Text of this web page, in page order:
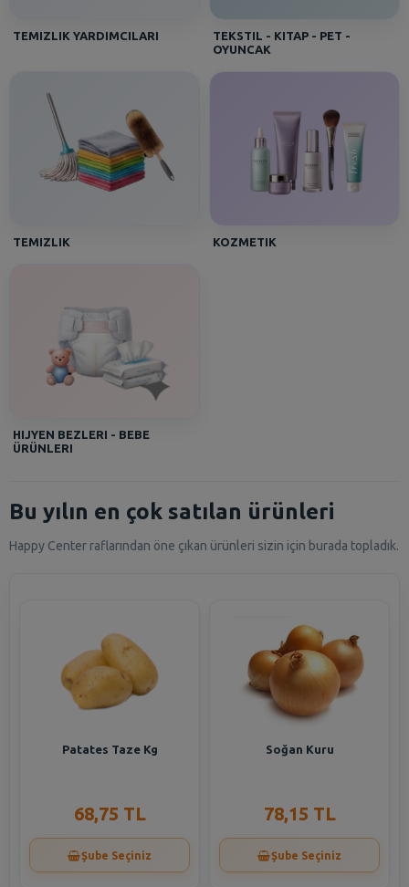
TEMIZLIK YARDIMCILARI
TEKSTIL - KITAP - PET -
OYUNCAK
TEMIZLIK KOZMETIK
HIJYEN BEZLERI - BEBE
ÜRÜNLERI
Bu yılın en çok satılan ürünleri
Happy Center raflarından öne çıkan ürünleri sizin için burada topladık.
Patates Taze Kg
68,75 TL
Şube Seçiniz
Soğan Kuru
78,15 TL
Şube Seçiniz